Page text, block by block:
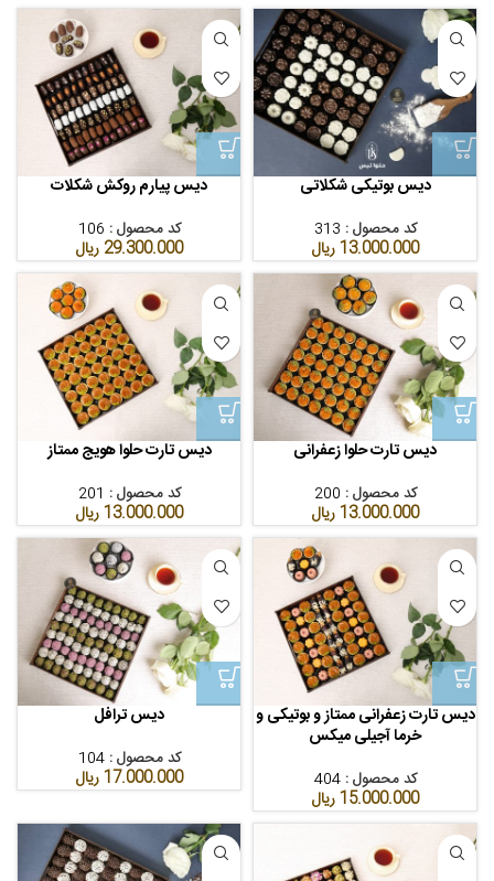
دیس بوتیکی شکلاتی
کد محصول : 313
13.000.000ریال
دیس پیارم روکش شکلات
کد محصول : 106
29.300.000 ریال
دیس تارت حلوا زعفرانی
کد محصول : 200
13.000.000ریال
دیس تارت حلوا هویج ممتاز
کد محصول : 201
13.000.000ریال
دیس تارت زعفرانی ممتاز و بوتیکی و
خرما آجیلی میکس
کد محصول :404
15.000.000ریال
دیس ترافل
کد محصول :104
17.000.000ریال